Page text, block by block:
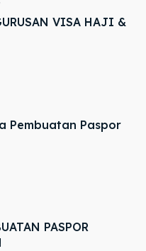
VISA HAJI &
Pembuatan Paspor
PASPOR